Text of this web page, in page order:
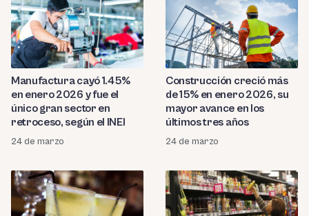
Manufactura cayó 1.45%
en enero 2026 y fue el
único gran sector en
retroceso, según el INEI
24 de marzo
Construcción creció más
de 15% en enero 2026, su
mayor avance en los
últimos tres años
24 de marzo